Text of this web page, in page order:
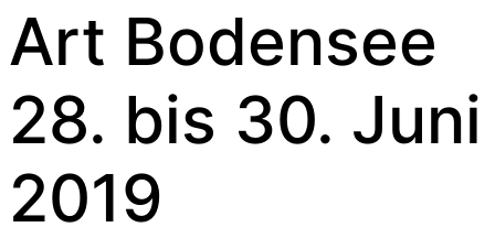
Art Bodensee
28. bis 30. Juni
2019